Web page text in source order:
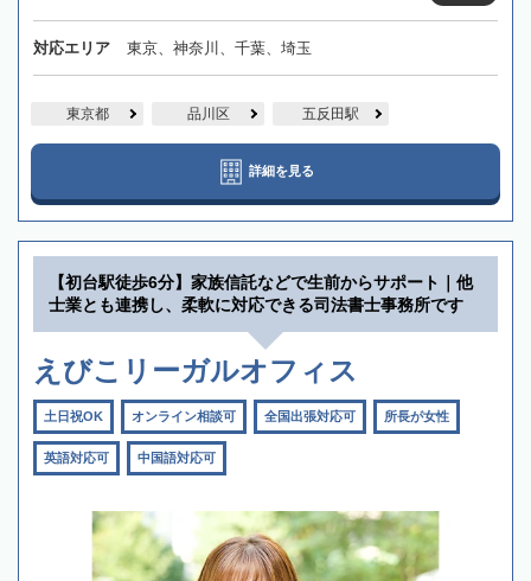
対応エリア 東京、神奈川、千葉、埼玉
東京都 品川区 五反田駅
詳細を見る
【初台駅徒歩6分】家族信託などで生前からサポート｜他
士業とも連携し、柔軟に対応できる司法書士事務所です
えびこリーガルオフィス
土日祝OK オンライン相談可 全国出張対応可 所長が女性
英語対応可 中国語対応可